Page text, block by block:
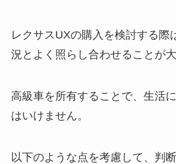
レクサスUXの購入を検討する際
況とよく照らし合わせることが大
高級車を所有することで、生活
はいけません。
以下のような点を考慮して、判